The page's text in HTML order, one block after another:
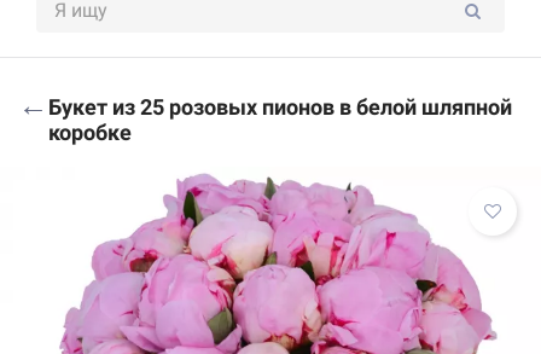
← Букет из 25 розовых пионов в белой шляпной
коробке